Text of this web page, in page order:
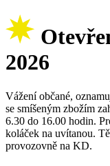
2026
Vážení občané,
se smíšeným zbožím
6.30 do 16.00 hodin.
koláček na uvítanou.
provozovně na KD.